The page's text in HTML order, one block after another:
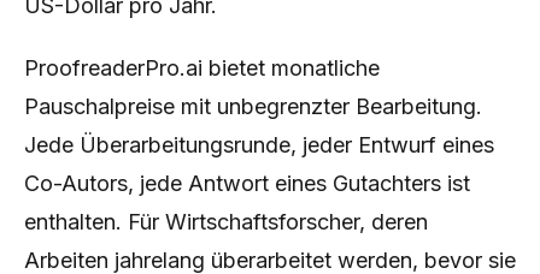
US-Dollar pro Jahr.
ProofreaderPro.ai bietet monatliche
Pauschalpreise mit unbegrenzter Bearbeitung.
Jede Überarbeitungsrunde, jeder Entwurf eines
Co-Autors, jede Antwort eines Gutachters ist
enthalten. Für Wirtschaftsforscher, deren
Arbeiten jahrelang überarbeitet werden, bevor sie